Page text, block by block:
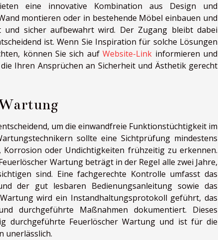
eine innovative Kombination aus Design und
montieren oder in bestehende Möbel einbauen und
sicher aufbewahrt wird. Der Zugang bleibt dabei
ist. Wenn Sie Inspiration für solche Lösungen
können Sie sich aufWebsite-Link informieren und
Ihren Ansprüchen an Sicherheit und Ästhetik gerecht
um die einwandfreie Funktionstüchtigkeit im
sollte eine Sichtprüfung mindestens
oder Undichtigkeiten frühzeitig zu erkennen.
Wartung beträgt in der Regel alle zwei Jahre,
sind. Eine fachgerechte Kontrolle umfasst das
der gut lesbaren Bedienungsanleitung sowie das
wird ein Instandhaltungsprotokoll geführt, das
durchgeführte Maßnahmen dokumentiert. Dieses
durchgeführte Feuerlöscher Wartung und ist für die
unerlässlich.